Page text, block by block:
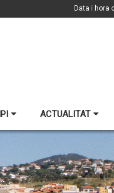
Data i hora
ACTUALITAT